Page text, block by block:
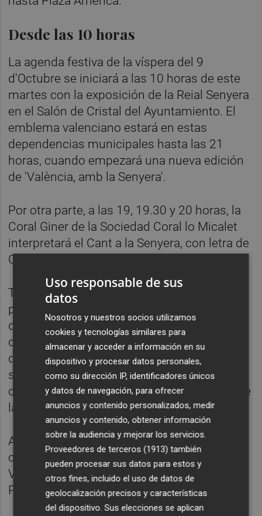
Desde las 10 horas
La agenda festiva de la víspera del 9
d'Octubre se iniciará a las 10 horas de este
martes con la exposición de la Reial Senyera
en el Salón de Cristal del Ayuntamiento. El
emblema valenciano estará en estas
dependencias municipales hasta las 21
horas, cuando empezará una nueva edición
de 'València, amb la Senyera'.
Por otra parte, a las 19, 19.30 y 20 horas, la
Coral Giner de la Sociedad Coral lo Micalet
interpretará el Cant a la Senyera, con letra de
Carles Salvador y música de Agustí Alaman.
También por la tarde, a las 19.30 horas, la
plaza del Ayuntamiento acogerá la Muestra
de Bailes, Música y Canciones Valencianas,
con la participación de los grupos Realenc
de Picanya y las Folies de Carcaixent,
seguida de una 'dansà' popular. Todo, con la
colaboración de la Federación de Folclore de
la Comunitat Valenciana.
Además, a esa misma hora habrá un
concierto extraordinario de la Orquesta de
València, dirigida por Ramón Tebar, en el
Palau de les Arts.
Uso responsable de sus
datos
Nosotros y nuestros socios utilizamos
cookies y tecnologías similares para
almacenar y acceder a información en su
dispositivo y procesar datos personales,
como su dirección IP, identificadores únicos
y datos de navegación, para ofrecer
anuncios y contenido personalizados, medir
anuncios y contenido, obtener información
sobre la audiencia y mejorar los servicios.
Proveedores de terceros (1913) también
pueden procesar sus datos para estos y
otros fines, incluido el uso de datos de
geolocalización precisos y características
del dispositivo. Sus elecciones se aplican